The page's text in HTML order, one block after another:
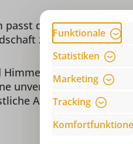
passt diese
zu verwandeln.
unverzichtbare
Atmosphäre, die
Funktionale
Statistiken
Marketing
Tracking